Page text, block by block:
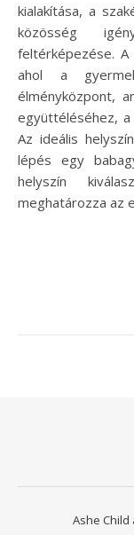
kialakítása, a
közösség
feltérképezése.
ahol a
élményközpont,
együttéléséhez,
Az ideális
lépés egy
helyszín
meghatározza az
Ashe